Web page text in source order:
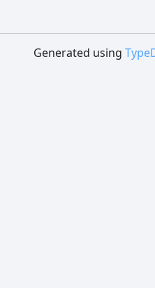
Generated using